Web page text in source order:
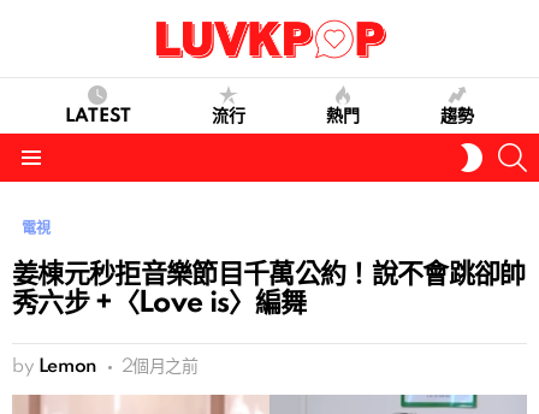
LATEST 流行 熱門 趨勢
SKIN
電視
姜棟元秒拒音樂節目千萬公約！說不會跳卻帥
秀六步 +〈Love is〉編舞
by Lemon 2個月之前